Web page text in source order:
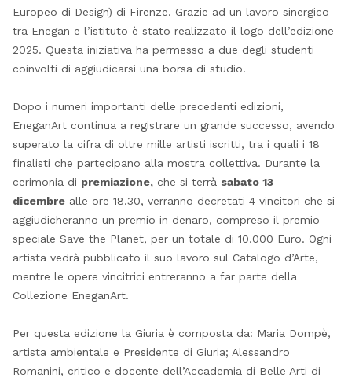
Europeo di Design) di Firenze. Grazie ad un lavoro sinergico
tra Enegan e l’istituto è stato realizzato il logo dell’edizione
2025. Questa iniziativa ha permesso a due degli studenti
coinvolti di aggiudicarsi una borsa di studio.
Dopo i numeri importanti delle precedenti edizioni,
EneganArt continua a registrare un grande successo, avendo
superato la cifra di oltre mille artisti iscritti, tra i quali i 18
finalisti che partecipano alla mostra collettiva. Durante la
cerimonia di premiazione,che si terrà sabato 13
dicembrealle ore 18.30, verranno decretati 4 vincitori che si
aggiudicheranno un premio in denaro, compreso il premio
speciale Save the Planet, per un totale di 10.000 Euro. Ogni
artista vedrà pubblicato il suo lavoro sul Catalogo d’Arte,
mentre le opere vincitrici entreranno a far parte della
Collezione EneganArt.
Per questa edizione la Giuria è composta da: Maria Dompè,
artista ambientale e Presidente di Giuria; Alessandro
Romanini, critico e docente dell’Accademia di Belle Arti di